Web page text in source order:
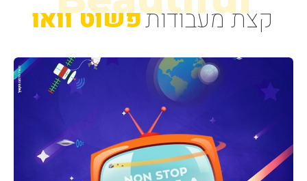
Academic Services
ויקידמיה
קצת מעבודותפשוט וואו